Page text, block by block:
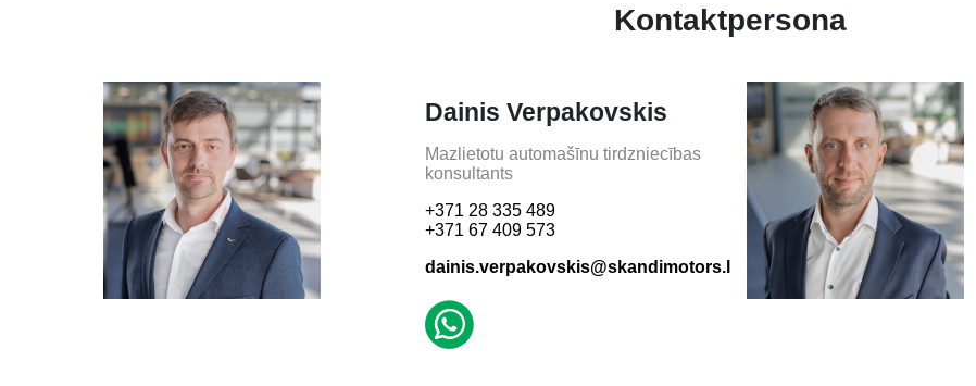
Kontaktpersona
Dainis Verpakovskis
Mazlietotu automašīnu tirdzniecības
konsultants
+371 28 335 489
+371 67 409 573
dainis.verpakovskis@skandimotors.lv